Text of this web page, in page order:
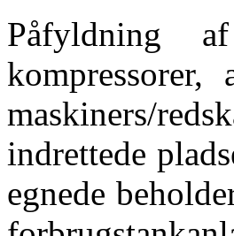
Påfyldning
kompressorer,
maskiners/
indrettede
egnede